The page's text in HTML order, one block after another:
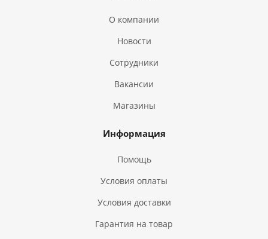
О компании
Новости
Сотрудники
Вакансии
Магазины
Информация
Помощь
Условия оплаты
Условия доставки
Гарантия на товар